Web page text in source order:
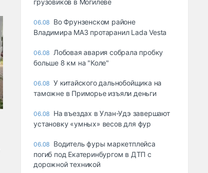
грузовиков в Могилеве
06.08 Во Фрунзенском районе
Владимира МАЗ протаранил Lada Vesta
06.08 Лобовая авария собрала пробку
больше 8 км на "Коле"
06.08 У китайского дальнобойщика на
таможне в Приморье изъяли деньги
06.08 Ha въeздax в Улaн-Удэ зaвepшaют
ycтaнoвкy «yмныx» вecoв для фyp
06.08 Водитель фуры маркетплейса
погиб под Екатеринбургом в ДТП с
дорожной техникой